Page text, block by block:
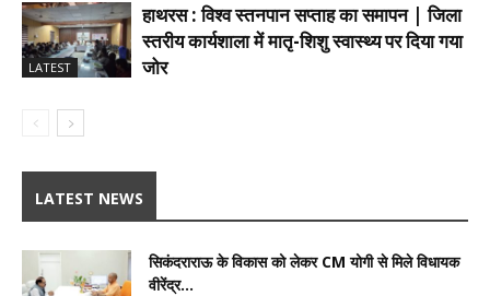
LATEST
हाथरस : विश्व स्तनपान सप्ताह का समापन | जिला
स्तरीय कार्यशाला में मातृ-शिशु स्वास्थ्य पर दिया गया
जोर
LATEST NEWS
सिकंदराराऊ के विकास को लेकर CM योगी से मिले विधायक
वीरेंद्र...